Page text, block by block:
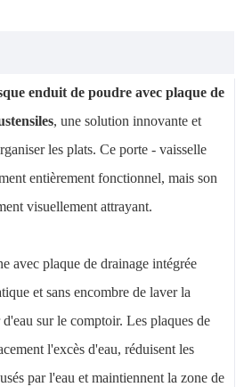
enduit de poudre avec plaque de
, une solution innovante et
les plats. Ce porte - vaisselle
entièrement fonctionnel, mais son
visuellement attrayant.
avec plaque de drainage intégrée
et sans encombre de laver la
sur le comptoir. Les plaques de
l'excès d'eau, réduisent les
par l'eau et maintiennent la zone de